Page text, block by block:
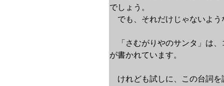
でしょう。
でも、それだけじゃないよう
「さむがりやのサンタ」は、
が書かれています。
けれども試しに、この台詞を